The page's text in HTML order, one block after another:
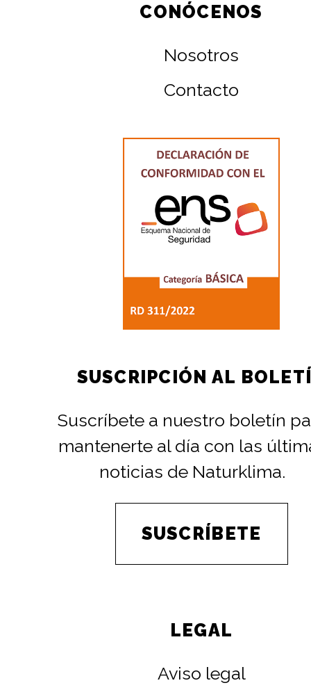
CONÓCENOS
Nosotros
Contacto
SUSCRIPCIÓN AL
Suscríbete a nuestro boletín
mantenerte al día con las
noticias de Naturklima.
SUSCRÍBETE
LEGAL
Aviso legal